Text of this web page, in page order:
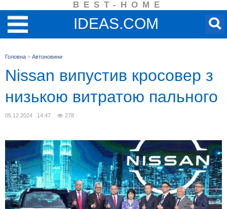
BEST-HOME
IDEAS.COM
Головна > Автоновини
Nissan випустив кросовер з
низькою витратою пального
05.12.2024 14:47 278